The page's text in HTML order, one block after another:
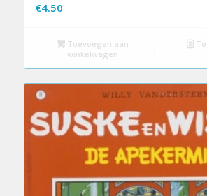
€4.50
Toevoegen aan
winkelwagen